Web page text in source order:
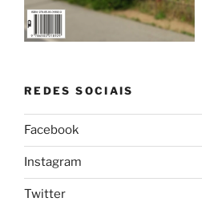
REDES SOCIAIS
Facebook
Instagram
Twitter